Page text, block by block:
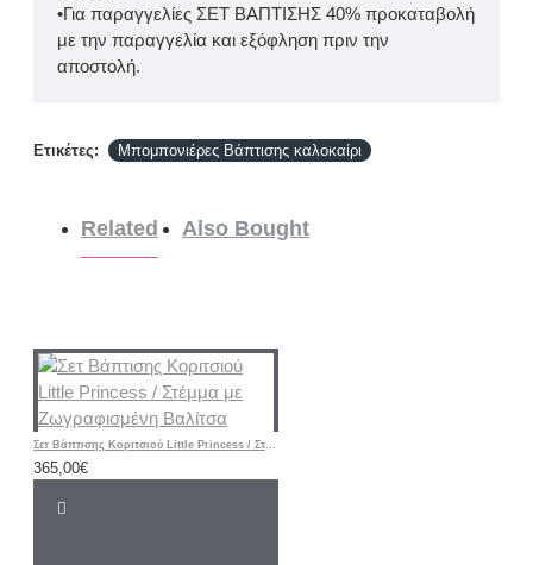
•Για παραγγελίες ΣΕΤ ΒΑΠΤΙΣΗΣ 40% προκαταβολή
με την παραγγελία και εξόφληση πριν την
αποστολή.
Ετικέτες: Μπομπονιέρες Βάπτισης καλοκαίρι
Related Also Bought
Σετ Βάπτισης Κοριτσιού Little Princess / Στέμμα με Ζωγραφισμένη Βαλίτσα
365,00€